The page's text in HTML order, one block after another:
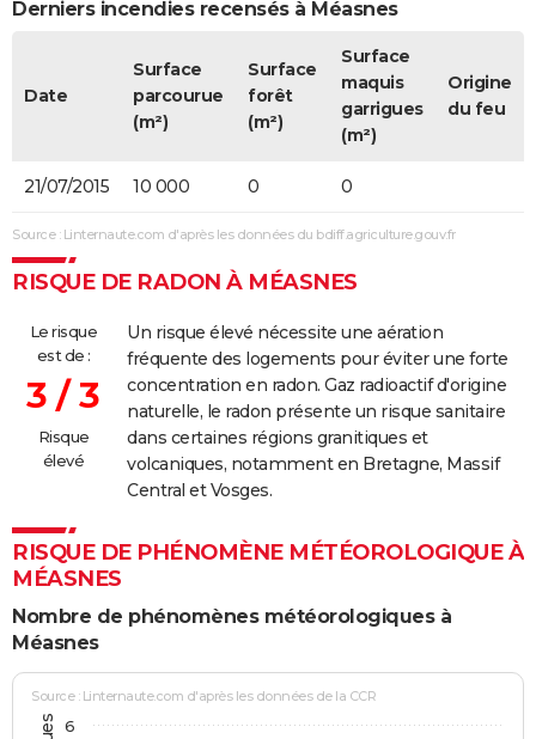
Derniers incendies recensés à Méasnes
Date
Surface
parcourue
(m²)
Surface
forêt
(m²)
Surface
maquis
garrigues
(m²)
Origine
du feu
21/07/2015 10 000 0 0
Source : Linternaute.com d'après les données du bdiff.agriculture.gouv.fr
RISQUE DE RADON À MÉASNES
Le risque
est de :
3 / 3
Risque
élevé
Un risque élevé nécessite une aération
fréquente des logements pour éviter une forte
concentration en radon. Gaz radioactif d'origine
naturelle, le radon présente un risque sanitaire
dans certaines régions granitiques et
volcaniques, notamment en Bretagne, Massif
Central et Vosges.
RISQUE DE PHÉNOMÈNE MÉTÉOROLOGIQUE À
MÉASNES
Nombre de phénomènes météorologiques à
Méasnes
Source : Linternaute.com d'après les données de la CCR
6